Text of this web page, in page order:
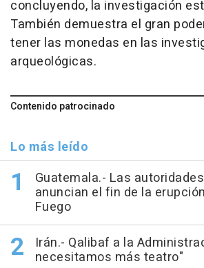
concluyendo, la investigación
También demuestra el gran
tener las monedas en las
arqueológicas.
Contenido patrocinado
Lo más leído
Guatemala.- Las
anuncian el fin de la
Fuego
Irán.- Qalibaf a la
necesitamos más teatro"